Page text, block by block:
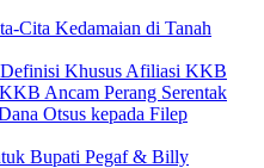
Cita Kedamaian di Tanah
Khusus Afiliasi KKB
Ancam Perang Serentak
Otsus kepada Filep
Bupati Pegaf & Billy